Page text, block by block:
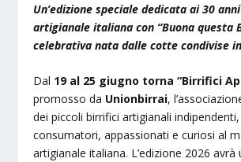
Un’edizione speciale dedicata ai 30
artigianale italiana con “Buona questa
celebrativa nata dalle cotte condivise
Dal 19 al 25 giugno torna “Birrifici
promosso da Unionbirrai,
dei piccoli birrifici artigianali
consumatori, appassionati e curiosi al
artigianale italiana. L’edizione 2026